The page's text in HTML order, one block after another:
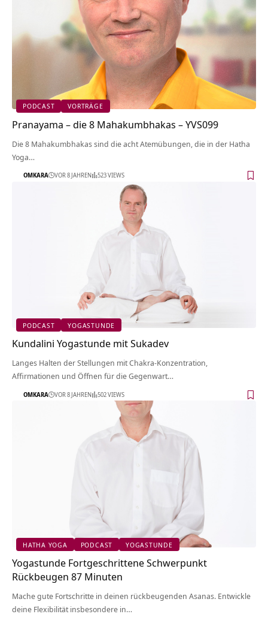
PODCAST VORTRÄGE
Pranayama – die 8 Mahakumbhakas – YVS099
Die 8 Mahakumbhakas sind die acht Atemübungen, die in der Hatha
Yoga…
OMKARA VOR 8 JAHREN 523 VIEWS
PODCAST YOGASTUNDE
Kundalini Yogastunde mit Sukadev
Langes Halten der Stellungen mit Chakra-Konzentration,
Affirmationen und Öffnen für die Gegenwart…
OMKARA VOR 8 JAHREN 502 VIEWS
HATHA YOGA PODCAST YOGASTUNDE
Yogastunde Fortgeschrittene Schwerpunkt
Rückbeugen 87 Minuten
Mache gute Fortschritte in deinen rückbeugenden Asanas. Entwickle
deine Flexibilität insbesondere in…